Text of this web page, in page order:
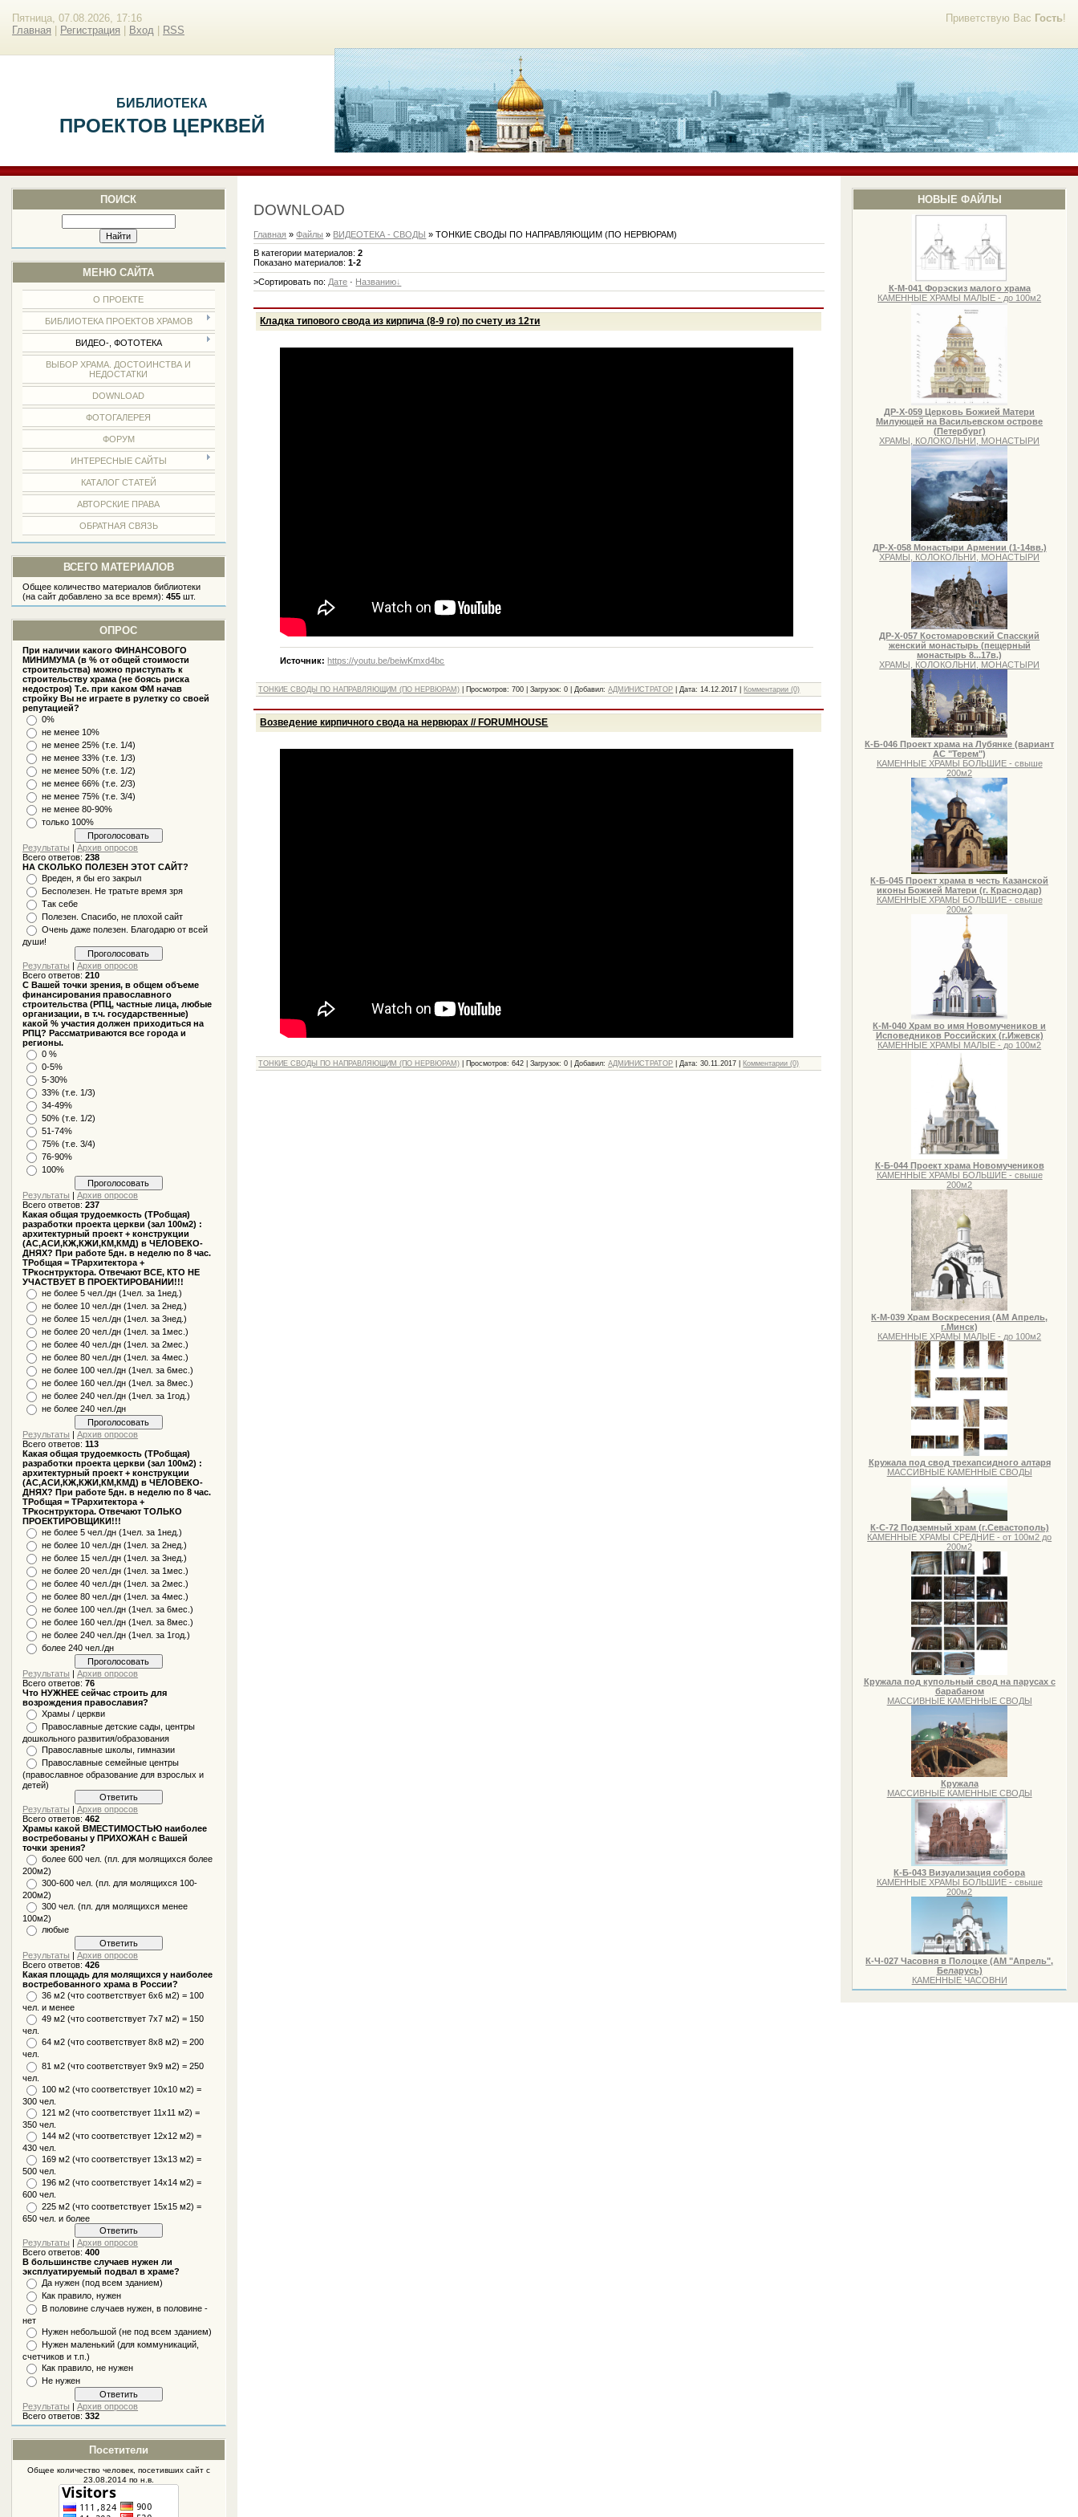
Приветствую Вас Гость!
Пятница, 07.08.2026, 17:16
Главная
Регистрация Вход RSS
БИБЛИОТЕКА
ПРОЕКТОВ ЦЕРКВЕЙ
ПОИСК
МЕНЮ САЙТА
О ПРОЕКТЕ
БИБЛИОТЕКА ПРОЕКТОВ ХРАМОВ
ВИДЕО-, ФОТОТЕКА
ВЫБОР ХРАМА. ДОСТОИНСТВА И
НЕДОСТАТКИ
DOWNLOAD
ФОТОГАЛЕРЕЯ
ФОРУМ
ИНТЕРЕСНЫЕ САЙТЫ
КАТАЛОГ СТАТЕЙ
АВТОРСКИЕ ПРАВА
ОБРАТНАЯ СВЯЗЬ
ВСЕГО МАТЕРИАЛОВ
Общее количество материалов библиотеки
(на сайт добавлено за все время):455 шт.
ОПРОС
При наличии какого ФИНАНСОВОГО
МИНИМУМА (в % от общей стоимости
строительства) можно приступать к
строительству храма (не боясь риска
недостроя) Т.е. при каком ФМ начав
стройку Вы не играете в рулетку со своей
репутацией?
0%
не менее 10%
не менее 25% (т.е. 1/4)
не менее 33% (т.е. 1/3)
не менее 50% (т.е. 1/2)
не менее 66% (т.е. 2/3)
не менее 75% (т.е. 3/4)
не менее 80-90%
только 100%
Результаты |Архив опросов
Всего ответов:238
НА СКОЛЬКО ПОЛЕЗЕН ЭТОТ САЙТ?
Вреден, я бы его закрыл
Бесполезен. Не тратьте время зря
Так себе
Полезен. Спасибо, не плохой сайт
Очень даже полезен. Благодарю от всей
души!
Результаты |Архив опросов
Всего ответов:210
С Вашей точки зрения, в общем объеме
финансирования православного
строительства (РПЦ, частные лица, любые
организации, в т.ч. государственные)
какой % участия должен приходиться на
РПЦ? Рассматриваются все города и
регионы.
0 %
0-5%
5-30%
33% (т.е. 1/3)
34-49%
50% (т.е. 1/2)
51-74%
75% (т.е. 3/4)
76-90%
100%
Результаты |Архив опросов
Всего ответов:237
Какая общая трудоемкость (ТРобщая)
разработки проекта церкви (зал 100м2) :
архитектурный проект + конструкции
(АС,АСИ,КЖ,КЖИ,КМ,КМД) в ЧЕЛОВЕКО-
ДНЯХ? При работе 5дн. в неделю по 8 час.
ТРобщая = ТРархитектора +
ТРкоснтруктора. Отвечают ВСЕ, КТО НЕ
УЧАСТВУЕТ В ПРОЕКТИРОВАНИИ!!!
не более 5 чел./дн (1чел. за 1нед.)
не более 10 чел./дн (1чел. за 2нед.)
не более 15 чел./дн (1чел. за 3нед.)
не более 20 чел./дн (1чел. за 1мес.)
не более 40 чел./дн (1чел. за 2мес.)
не более 80 чел./дн (1чел. за 4мес.)
не более 100 чел./дн (1чел. за 6мес.)
не более 160 чел./дн (1чел. за 8мес.)
не более 240 чел./дн (1чел. за 1год.)
не более 240 чел./дн
Результаты |Архив опросов
Всего ответов:113
Какая общая трудоемкость (ТРобщая)
разработки проекта церкви (зал 100м2) :
архитектурный проект + конструкции
(АС,АСИ,КЖ,КЖИ,КМ,КМД) в ЧЕЛОВЕКО-
ДНЯХ? При работе 5дн. в неделю по 8 час.
ТРобщая = ТРархитектора +
ТРкоснтруктора. Отвечают ТОЛЬКО
ПРОЕКТИРОВЩИКИ!!!
не более 5 чел./дн (1чел. за 1нед.)
не более 10 чел./дн (1чел. за 2нед.)
не более 15 чел./дн (1чел. за 3нед.)
не более 20 чел./дн (1чел. за 1мес.)
не более 40 чел./дн (1чел. за 2мес.)
не более 80 чел./дн (1чел. за 4мес.)
не более 100 чел./дн (1чел. за 6мес.)
не более 160 чел./дн (1чел. за 8мес.)
не более 240 чел./дн (1чел. за 1год.)
более 240 чел./дн
Результаты |Архив опросов
Всего ответов:76
Что НУЖНЕЕ сейчас строить для
возрождения православия?
Храмы / церкви
Православные детские сады, центры
дошкольного развития/образования
Православные школы, гимназии
Православные семейные центры
(православное образование для взрослых и
детей)
Результаты |Архив опросов
Всего ответов:462
Храмы какой ВМЕСТИМОСТЬЮ наиболее
востребованы у ПРИХОЖАН с Вашей
точки зрения?
более 600 чел. (пл. для молящихся более
200м2)
300-600 чел. (пл. для молящихся 100-
200м2)
300 чел. (пл. для молящихся менее
100м2)
любые
Результаты |Архив опросов
Всего ответов:426
Какая площадь для молящихся у наиболее
востребованного храма в России?
36 м2 (что соответствует 6x6 м2) = 100
чел. и менее
49 м2 (что соответствует 7x7 м2) = 150
чел.
64 м2 (что соответствует 8x8 м2) = 200
чел.
81 м2 (что соответствует 9х9 м2) = 250
чел.
100 м2 (что соответствует 10x10 м2) =
300 чел.
121 м2 (что соответствует 11х11 м2) =
350 чел.
144 м2 (что соответствует 12х12 м2) =
430 чел.
169 м2 (что соответствует 13х13 м2) =
500 чел.
196 м2 (что соответствует 14х14 м2) =
600 чел.
225 м2 (что соответствует 15х15 м2) =
650 чел. и более
Результаты |Архив опросов
Всего ответов:400
В большинстве случаев нужен ли
эксплуатируемый подвал в храме?
Да нужен (под всем зданием)
Как правило, нужен
В половине случаев нужен, в половине -
нет
Нужен небольшой (не под всем зданием)
Нужен маленький (для коммуникаций,
счетчиков и т.п.)
Как правило, не нужен
Не нужен
Результаты |Архив опросов
Всего ответов:332
Посетители
Общее количество человек, посетивших сайт с
23.08.2014 по н.в.
НОВЫЕ ФАЙЛЫ
К-М-041 Форэскиз малого храма
КАМЕННЫЕ ХРАМЫ МАЛЫЕ - до 100м2
ДР-Х-059 Церковь Божией Матери
Милующей на Васильевском острове
(Петербург)
ХРАМЫ, КОЛОКОЛЬНИ, МОНАСТЫРИ
ДР-Х-058 Монастыри Армении (1-14вв.)
ХРАМЫ, КОЛОКОЛЬНИ, МОНАСТЫРИ
ДР-Х-057 Костомаровский Спасский
женский монастырь (пещерный
монастырь 8...17в.)
ХРАМЫ, КОЛОКОЛЬНИ, МОНАСТЫРИ
К-Б-046 Проект храма на Лубянке (вариант
АС "Терем")
КАМЕННЫЕ ХРАМЫ БОЛЬШИЕ - свыше
200м2
К-Б-045 Проект храма в честь Казанской
иконы Божией Матери (г. Краснодар)
КАМЕННЫЕ ХРАМЫ БОЛЬШИЕ - свыше
200м2
К-М-040 Храм во имя Новомучеников и
Исповедников Российских (г.Ижевск)
КАМЕННЫЕ ХРАМЫ МАЛЫЕ - до 100м2
К-Б-044 Проект храма Новомучеников
КАМЕННЫЕ ХРАМЫ БОЛЬШИЕ - свыше
200м2
К-М-039 Храм Воскресения (АМ Апрель,
г.Минск)
КАМЕННЫЕ ХРАМЫ МАЛЫЕ - до 100м2
Кружала под свод трехапсидного алтаря
МАССИВНЫЕ КАМЕННЫЕ СВОДЫ
К-С-72 Подземный храм (г.Севастополь)
КАМЕННЫЕ ХРАМЫ СРЕДНИЕ - от 100м2 до
200м2
Кружала под купольный свод на парусах с
барабаном
МАССИВНЫЕ КАМЕННЫЕ СВОДЫ
Кружала
МАССИВНЫЕ КАМЕННЫЕ СВОДЫ
К-Б-043 Визуализация собора
КАМЕННЫЕ ХРАМЫ БОЛЬШИЕ - свыше
200м2
К-Ч-027 Часовня в Полоцке (АМ "Апрель",
Беларусь)
КАМЕННЫЕ ЧАСОВНИ
DOWNLOAD
Главная »Файлы » ВИДЕОТЕКА - СВОДЫ » ТОНКИЕ СВОДЫ ПО НАПРАВЛЯЮЩИМ (ПО НЕРВЮРАМ)
В категории материалов:2
Показано материалов:1-2
>Сортировать по: Дате · Названию
Кладка типового свода из кирпича (8-9 го) по счету из 12ти
Источник: https://youtu.be/beiwKmxd4bc
ТОНКИЕ СВОДЫ ПО НАПРАВЛЯЮЩИМ (ПО НЕРВЮРАМ) Просмотров: 700 |Загрузок: 0 Добавил: АДМИНИСТРАТОР Дата: 14.12.2017 Комментарии (0)
Возведение кирпичного свода на нервюрах // FORUMHOUSE
ТОНКИЕ СВОДЫ ПО НАПРАВЛЯЮЩИМ (ПО НЕРВЮРАМ) Просмотров: 642 |Загрузок: 0 Добавил: АДМИНИСТРАТОР Дата: 30.11.2017 Комментарии (0)